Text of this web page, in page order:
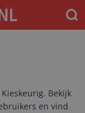
Bekijk
en vind